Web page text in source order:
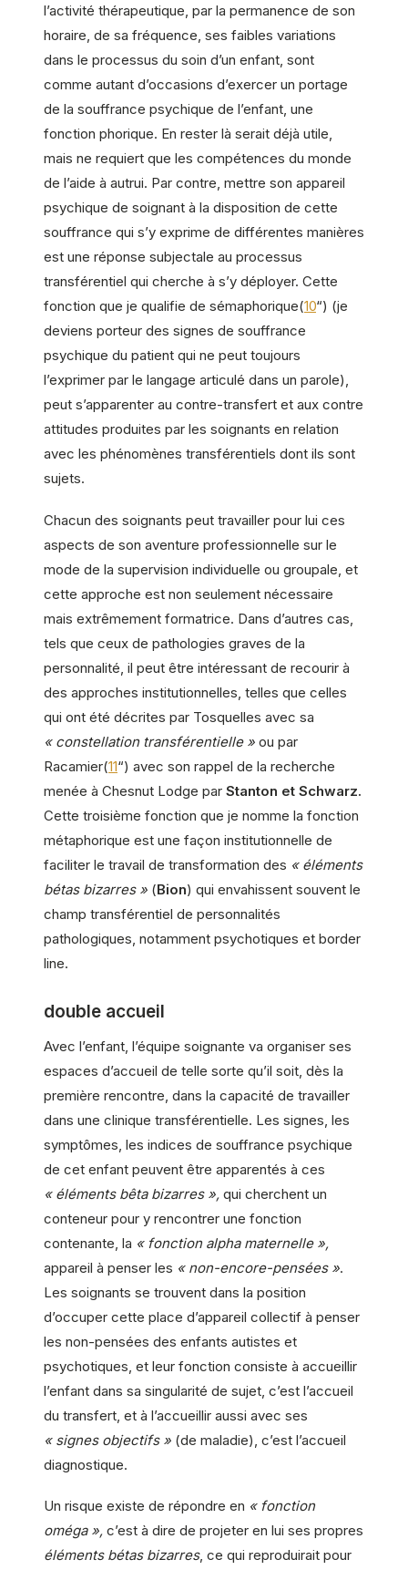
l’activité thérapeutique, par la permanence de son
horaire, de sa fréquence, ses faibles variations
dans le processus du soin d’un enfant, sont
comme autant d’occasions d’exercer un portage
de la souffrance psychique de l’enfant, une
fonction phorique. En rester là serait déjà utile,
mais ne requiert que les compétences du monde
de l’aide à autrui. Par contre, mettre son appareil
psychique de soignant à la disposition de cette
souffrance qui s’y exprime de différentes manières
est une réponse subjectale au processus
transférentiel qui cherche à s’y déployer. Cette
fonction que je qualifie de sémaphorique(10“) (je
deviens porteur des signes de souffrance
psychique du patient qui ne peut toujours
l’exprimer par le langage articulé dans un parole),
peut s’apparenter au contre-transfert et aux contre
attitudes produites par les soignants en relation
avec les phénomènes transférentiels dont ils sont
sujets.
Chacun des soignants peut travailler pour lui ces
aspects de son aventure professionnelle sur le
mode de la supervision individuelle ou groupale, et
cette approche est non seulement nécessaire
mais extrêmement formatrice. Dans d’autres cas,
tels que ceux de pathologies graves de la
personnalité, il peut être intéressant de recourir à
des approches institutionnelles, telles que celles
qui ont été décrites par Tosquelles avec sa
« constellation transférentielle » ou par
Racamier(11“) avec son rappel de la recherche
menée à Chesnut Lodge par Stanton et Schwarz.
Cette troisième fonction que je nomme la fonction
métaphorique est une façon institutionnelle de
faciliter le travail de transformation des « éléments
bétas bizarres » (Bion) qui envahissent souvent le
champ transférentiel de personnalités
pathologiques, notamment psychotiques et border
line.
double accueil
Avec l’enfant, l’équipe soignante va organiser ses
espaces d’accueil de telle sorte qu’il soit, dès la
première rencontre, dans la capacité de travailler
dans une clinique transférentielle. Les signes, les
symptômes, les indices de souffrance psychique
de cet enfant peuvent être apparentés à ces
« éléments bêta bizarres », qui cherchent un
conteneur pour y rencontrer une fonction
contenante, la « fonction alpha maternelle »,
appareil à penser les « non-encore-pensées ».
Les soignants se trouvent dans la position
d’occuper cette place d’appareil collectif à penser
les non-pensées des enfants autistes et
psychotiques, et leur fonction consiste à accueillir
l’enfant dans sa singularité de sujet, c’est l’accueil
du transfert, et à l’accueillir aussi avec ses
« signes objectifs » (de maladie), c’est l’accueil
diagnostique.
Un risque existe de répondre en « fonction
oméga », c’est à dire de projeter en lui ses propres
éléments bétas bizarres, ce qui reproduirait pour